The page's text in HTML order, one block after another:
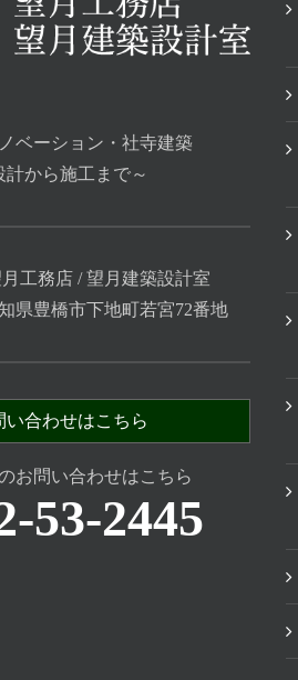
ベーション・社寺建築
計から施工まで～
工務店 / 望月建築設計室
県豊橋市下地町若宮72番地
い合わせはこちら
お問い合わせはこちら
53-2445